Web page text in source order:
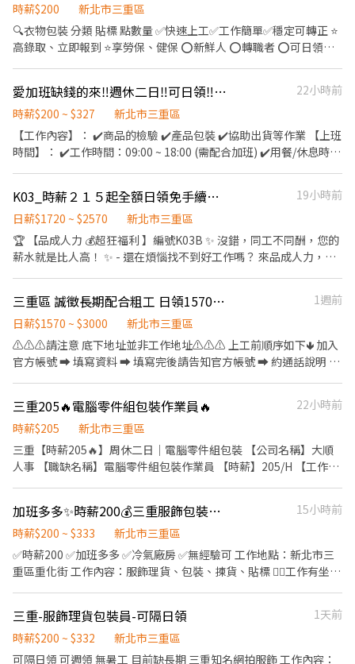
單：協助訂單管理與簡易報表、表單製作。 客服與行政：熟悉現場
其他主管交辦事項，與團隊一起解決營運上的大小事。 【我們在找
這樣的你】 細心負責：面對繁雜的訂單與商品，能保持耐心與細緻
度。 靈活彈性：願意配合現場實際情況，彈性調配每日的工作優先
順序。 願意學習：不排斥體力活，且對電商後台行政、客服作業有
先至官網逛逛，了解我們正在熱賣的優質商品！)
時薪$200
新北市三重區
🔍衣物包裝 分類 貼標 點數量 ✅快速上工✅工作簡單✅穩定可轉正 ⭐️
高錄取、立即報到 ⭐️享勞保、健保 ⭕️新鮮人 ⭕️轉職者 ⭕️可日領週
上下午各休10分鐘 🔍休假制度： 週休六日 🔍工作時間：【日班】
09:00-18:00 🔍薪資時薪： 200/H ➖➖➖【 福利專區 】➖➖➖ ❣️急需
用錢免擔心、提供日領週領薪水 ❣️每月10號發薪 ➖➖➖【 我要報名
】➖➖➖ 指定財財+賴@484aymca 報名💗 🔍應徵快速傳送門
愛加班缺錢的來‼️週休二日‼️可日領‼️可周領‼️-卓FF
22小時前
時薪$200 ~ $327
新北市三重區
【工作內容】： ✔️商品的檢驗 ✔️產品包裝 ✔️協助出貨等作業 【上班
時間】： ✔️工作時間：09:00 ~ 18:00 (需配合加班) ✔️用餐/休息時
--------------------------------------------------------- ▫️▪️加好友
@170ciism快速報名 https://lin.ee/26fjDqN ▫️▪️ ▫️▪️或來電
0968-835-097➜ ☺️高‘S立即為您安排▫️▪️ ▫️▪️【截圖應徵職缺
+姓名+電話】▫️▪️ ▫️▪️【面試需預約，如無預約現場皆不面試】
K03_時薪２１５起全額日領免手續費_三重平板加工🏢上市上櫃👍無經驗可🫂表優轉正
19小時前
日薪$1720 ~ $2570
新北市三重區
🏆 【品成人力 💰超狂福利 】編號K03B ✨ 沒錯，同工不同酬，您的
薪水就是比人高！ ✨ - 還在煩惱找不到好工作嗎？ 來品成人力，我
費【品成人力】 🔥 🥇 【全國唯一 業界首選 日周全薪 免手續費】 🥇
✔️ 業界首創：日領、週領全薪（急需用錢免煩惱！） ✔️ 絕對保證：
0 手續費、免抽成 ✔️ 優質環境：多家冷氣廠房，上班好舒適 - 📱截
圖+官方瀨【@HR828】🤵🤵🏻‍♀️為您 介紹工作 - 職缺代號：
工作內容：平板電腦 - 組裝 / 測試 / 包裝 工作地點：新北市三重區興
德路 🚇️捷運站15分鐘內 ❄️冷氣房 🎉無經驗可 ✔️ 工作簡單、好上手
【@HR828】🤵🤵🏻‍♀️為您 介紹工作 - ➖➖➖『快速報名』➖➖➖ 瀨：
@HR828 ☎️ 市話 02-6604-0723 轉分機9 截圖加瀨［@HR828］➡️
填應徵問卷幫您安排哟!~ - 🏢品成人力資源有限公司 🥇 【全國唯一
業界首選 日周全薪 免手續費】 🥇 #新莊 #三重 #五股 #土城 #中和 #
成人力】 ❤️竭誠為您服務❤️ - 📱截圖+官方瀨【@HR828】🤵🤵🏻‍♀️為
您 介紹工作 -
三重區 誠徵長期配合粗工 日領1570-3000 可日領 可週領
1週前
日薪$1570 ~ $3000
新北市三重區
⚠️⚠️⚠️請注意 底下地址並非工作地址⚠️⚠️⚠️ 上工前順序如下🢃 加入
官方帳號 ➡ 填寫資料 ➡ 填寫完後請告知官方帳號 ➡ 約通話說明 ➡
場有搬運車)等 依現場主管要求完成工作內容 👷‍♂️粗工 $1570起/日 加
班1小時$275(長期配合 報酬漸增) 👷🏻打石工 $2400起/日 大支
+$100 加班1小時$350 👷🏻當月做滿23工 獎金$1000 👷🏻介紹獎金
$1000(詳細規定另外說明) 領錢方式⬇️ 1.日領匯款 2.週領匯款 3.週領
三重205🔥電腦零件組包裝作業員🔥
22小時前
時薪$205
新北市三重區
三重【時薪205🔥】周休二日｜電腦零件組包裝 【公司名稱】大順
人事 【職缺名稱】電腦零件組包裝作業員 【時薪】205/H 【工作內
紅休 ※需穿靜電服 🌟有勞健保、勞退6%、團險🌟絕不會抽成 ☑️每
日更新職缺☑️新北工作找艾莉 ☎️ 電話0968-921-682 黃小姐 賴ID :
0968921682 艾莉(快速回覆)
加班多多✨時薪200💰三重服飾包裝❤️可日週領
15小時前
時薪$200 ~ $333
新北市三重區
✅時薪200 ✅加班多多 ✅冷氣廠房 ✅無經驗可 工作地點：新北市三
重區重化街 工作內容：服飾理貨、包裝、揀貨、貼標 👉🏻工作有坐有
法計算) 休假：週休六日 截圖加綠色軟體ID：@300iqihe 找嘉嘉 電
洽：0973913172 找嘉嘉
三重-服飾理貨包裝員-可隔日領
1天前
時薪$200 ~ $332
新北市三重區
可隔日領 可週領 無暑工 目前缺長期 三重知名網拍服飾 工作內容：